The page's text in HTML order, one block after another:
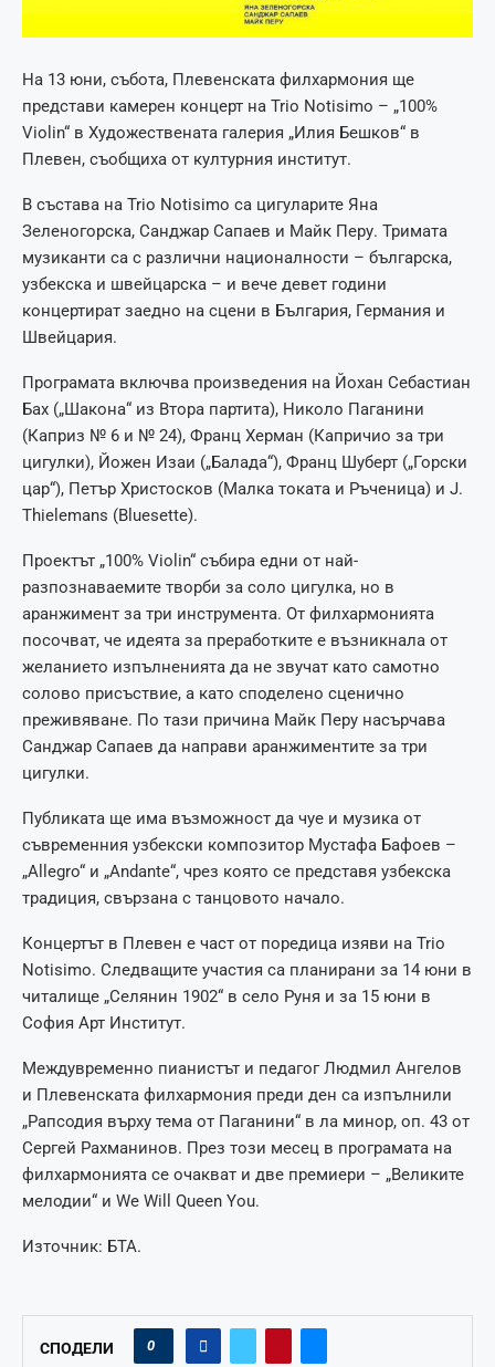
На 13 юни, събота, Плевенската филхармония ще
представи камерен концерт на Trio Notisimo – „100%
Violin“ в Художествената галерия „Илия Бешков“ в
Плевен, съобщиха от културния институт.
В състава на Trio Notisimo са цигуларите Яна
Зеленогорска, Санджар Сапаев и Майк Перу. Тримата
музиканти са с различни националности – българска,
узбекска и швейцарска – и вече девет години
концертират заедно на сцени в България, Германия и
Швейцария.
Програмата включва произведения на Йохан Себастиан
Бах („Шакона“ из Втора партита), Николо Паганини
(Каприз № 6 и № 24), Франц Херман (Капричио за три
цигулки), Йожен Изаи („Балада“), Франц Шуберт („Горски
цар“), Петър Христосков (Малка токата и Ръченица) и J.
Thielemans (Bluesette).
Проектът „100% Violin“ събира едни от най-
разпознаваемите творби за соло цигулка, но в
аранжимент за три инструмента. От филхармонията
посочват, че идеята за преработките е възникнала от
желанието изпълненията да не звучат като самотно
солово присъствие, а като споделено сценично
преживяване. По тази причина Майк Перу насърчава
Санджар Сапаев да направи аранжиментите за три
цигулки.
Публиката ще има възможност да чуе и музика от
съвременния узбекски композитор Мустафа Бафоев –
„Allegro“ и „Andante“, чрез която се представя узбекска
традиция, свързана с танцовото начало.
Концертът в Плевен е част от поредица изяви на Trio
Notisimo. Следващите участия са планирани за 14 юни в
читалище „Селянин 1902“ в село Руня и за 15 юни в
София Арт Институт.
Междувременно пианистът и педагог Людмил Ангелов
и Плевенската филхармония преди ден са изпълнили
„Рапсодия върху тема от Паганини“ в ла минор, оп. 43 от
Сергей Рахманинов. През този месец в програмата на
филхармонията се очакват и две премиери – „Великите
мелодии“ и We Will Queen You.
Източник: БТА.
СПОДЕЛИ 0